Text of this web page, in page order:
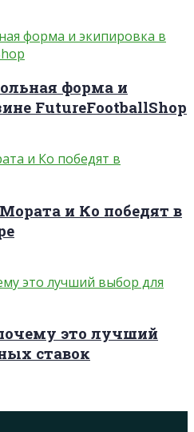
форма и
FutureFootballShop
и Ко победят в
это лучший
ставок